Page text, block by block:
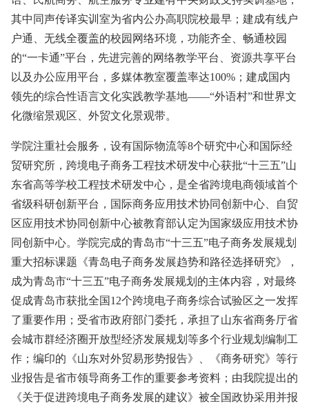
其中同声传译实训室为省内公办高职院校最早；建成有线户
户通、无线全覆盖的校园网络环境，功能齐全、畅通校园
的“一卡通”平台，先进完善的网络教学平台、资源共享平台
以及办公应用平台，多媒体教室覆盖率达100%；建成国内
领先的综合性语言文化实践教学基地——“外语村”和世界文
化微缩景观区、外贸文化景观带。
学院注重社会服务，设有国际物流等8个研究中心和国际经
贸研究所，跨境电子商务工程技术研发中心获批“十三五”山
东省高等学校工程技术研发中心，是全省跨境电商领域首个
省级科研创新平台，国际商务应用技术协同创新中心、自贸
区应用技术协同创新中心被教育部认定为国家级应用技术协
同创新中心。学院完成的青岛市“十三五”电子商务发展规划
重大招标课题《青岛电子商务发展趋势和路径选择研究》，
成为青岛市“十三五”电子商务发展规划的主体内容，对最终
促成青岛市获批全国12个跨境电子商务综合试验区之一发挥
了重要作用；受省市政府部门委托，承担了山东省商务厅省
会城市群经济圈开放型经济发展规划等多个行业规划编制工
作；编印的《山东对外贸易形势报告》、《商务研究》等行
业报告是省市领导商务工作的重要参考资料；由我院提出的
《关于促进跨境电子商务发展的建议》被全国政协采用并报